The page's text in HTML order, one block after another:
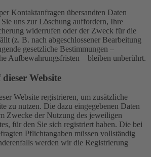
Kontaktanfragen übersandten Daten
uns zur Löschung auffordern, Ihre
widerrufen oder der Zweck für die
(z. B. nach abgeschlossener Bearbeitung
gesetzliche Bestimmungen –
Aufbewahrungsfristen – bleiben unberührt.
Website
Website registrieren, um zusätzliche
zu nutzen. Die dazu eingegebenen Daten
Zwecke der Nutzung des jeweiligen
für den Sie sich registriert haben. Die bei
Pflichtangaben müssen vollständig
werden wir die Registrierung